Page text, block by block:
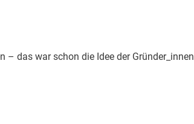
das war schon die Idee der